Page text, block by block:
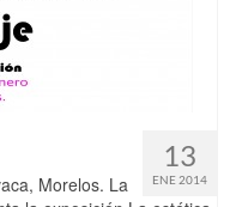
13
ENE 2014
Morelos. La